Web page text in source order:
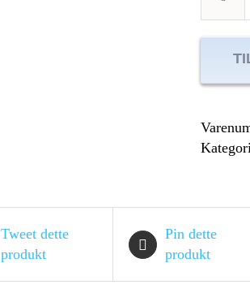
Tweet dette
produkt
Pin dette
produkt